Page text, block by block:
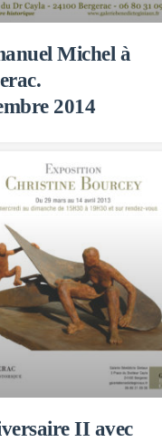
Michel à
2014
II avec